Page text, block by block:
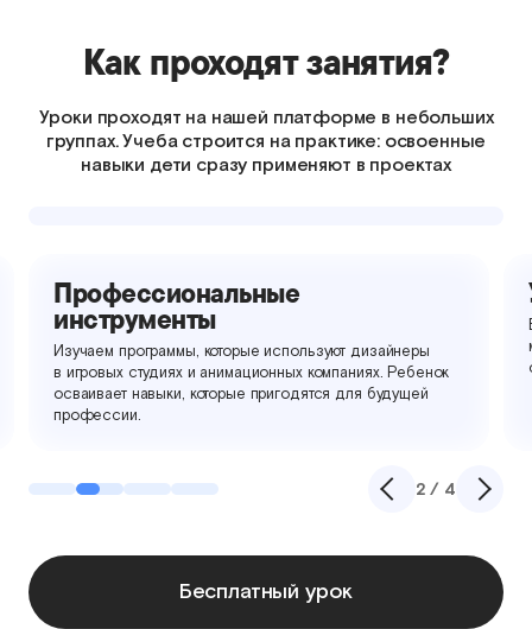
Как проходят занятия?
Уроки проходят на нашей платформе в небольших
группах. Учеба строится на практике: освоенные
навыки дети сразу применяют в проектах
Профессиональные
инструменты
Изучаем программы, которые используют дизайнеры
в игровых студиях и анимационных компаниях. Ребенок
осваивает навыки, которые пригодятся для будущей
профессии.
2 / 4
Бесплатный урок